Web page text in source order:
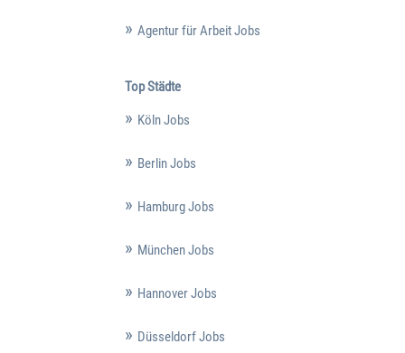
Agentur für Arbeit Jobs
Top Städte
Köln Jobs
Berlin Jobs
Hamburg Jobs
München Jobs
Hannover Jobs
Düsseldorf Jobs